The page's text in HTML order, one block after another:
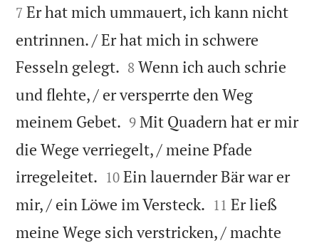
7 Er hat mich ummauert, ich kann nicht
entrinnen. / Er hat mich in schwere
Fesseln gelegt. 

8 Wenn ich auch schrie
und flehte, / er versperrte den Weg
meinem Gebet. 

9 Mit Quadern hat er mir
die Wege verriegelt, / meine Pfade
irregeleitet. 

10 Ein lauernder Bär war er
mir, / ein Löwe im Versteck. 

11 Er ließ
meine Wege sich verstricken, / machte